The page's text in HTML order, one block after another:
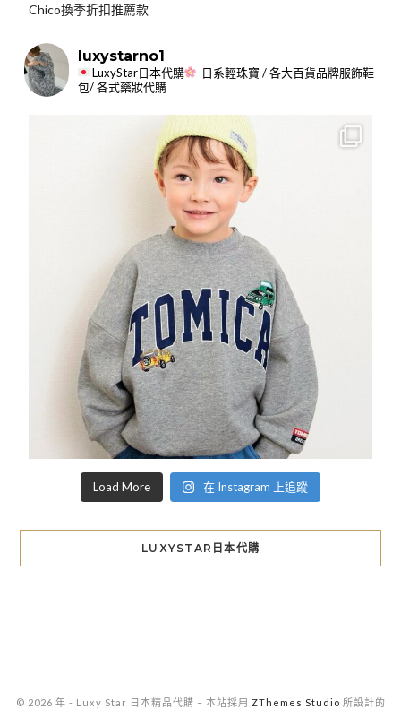
Chico換季折扣推薦款
luxystarno1
LuxyStar日本代購
日系輕珠寶 / 各大百貨品牌服飾鞋
包/ 各式藥妝代購
Load More 在 Instagram 上追蹤
LUXYSTAR日本代購
© 2026 年 - Luxy Star 日本精品代購 – 本站採用 ZThemes Studio 所設計的